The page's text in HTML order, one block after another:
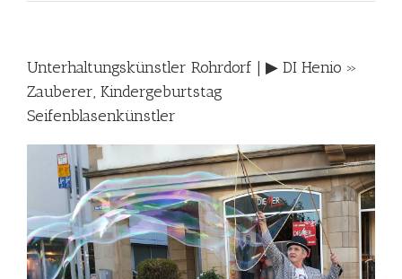
Unterhaltungskünstler Rohrdorf | ▶︎ DI Henio »
Zauberer, Kindergeburtstag
Seifenblasenkünstler